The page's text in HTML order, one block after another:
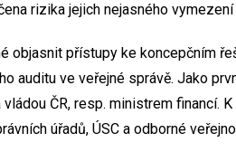
rizika jejich nejasného vymezení
objasnit přístupy ke koncepčním
auditu ve veřejné správě. Jako
ČR, resp. ministrem financí.
úřadů, ÚSC a odborné